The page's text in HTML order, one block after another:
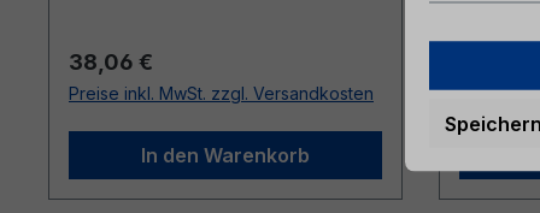
Regulärer Preis:
38,06 €
Preise inkl. MwSt. zzgl. Versandkosten
In den Warenkorb
Preise
Speichern